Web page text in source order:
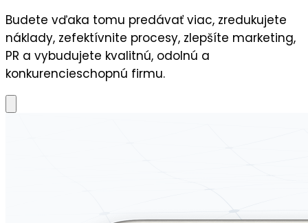
Budete vďaka tomu predávať viac, zredukujete
náklady, zefektívnite procesy, zlepšíte marketing,
PR a vybudujete kvalitnú, odolnú a
konkurencieschopnú firmu.